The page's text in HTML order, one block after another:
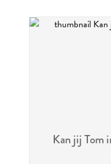
Kan jij Tom